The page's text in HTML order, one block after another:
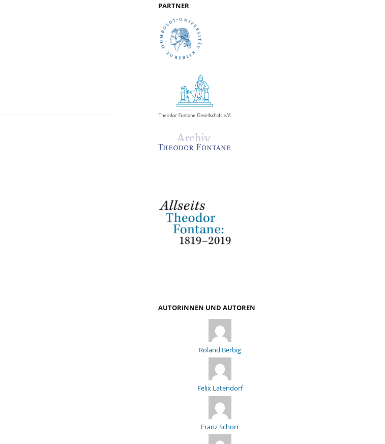
PARTNER
AUTORINNEN UND AUTOREN
Roland Berbig
Felix Latendorf
Franz Schorr